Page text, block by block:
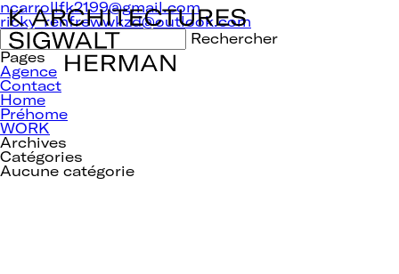
Navigation
de
l’article
ncarrollfk2199@gmail.com
ricky_renfrewwkzd@outlook.com
Rechercher :
Pages
Agence
Contact
Home
Préhome
WORK
Archives
Catégories
Aucune catégorie